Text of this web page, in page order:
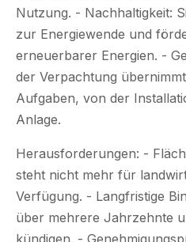
Nutzung. - Nachhaltigkeit:
zur Energiewende und
erneuerbarer Energien. -
der Verpachtung
Aufgaben, von der
Anlage.
Herausforderungen: -
steht nicht mehr für
Verfügung. - Langfristige
über mehrere Jahrzehnte
kündigen. -